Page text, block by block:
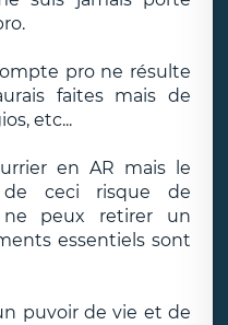
pro ne résulte
faites mais de
etc...
en AR mais le
ceci risque de
ne peux retirer un
essentiels sont
puvoir de vie et de